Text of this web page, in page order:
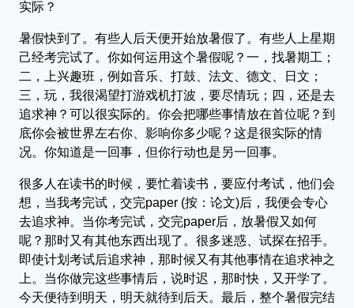
实际？
暑假快到了。有些人后天便开始放暑假了。有些人上星期
己经考完试了。你如何运用这个暑假呢？一，找暑期工；
二，上兴趣班，例如音乐、打鼓、法文、德文、日文；
三，玩，我很渴望打游戏机打波，要尽情玩；四，还是去
追求神？可以很实际的。你会把哪些事情放在首位呢？到
底你会被世界左右你、影响你多少呢？这是很实际的情
况。你知道是一回事，但你行动也是另一回事。
很多人在读书的时候，要忙着读书，要应付考试，他们会
想，当我考完试，交完paper (按：论文)后，我便会专心
去追求神。当你考完试，交完paper后，放暑假又如何
呢？那时又有其他东西出现了。很多迷惑、试探在招手。
即使计划考试后追求神，那时候又有其他事情在追求神之
上。当你做完这些事情后，说时迟，那时快，又开学了。
今天便待到明天，明天就待到后天。最后，整个暑假完结